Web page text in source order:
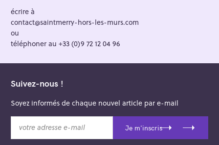
écrire à
contact@saintmerry-hors-les-murs.com
ou
téléphoner au +33 (0)9 72 12 04 96
Suivez-nous !
Soyez informés de chaque nouvel article par e-mail
t
Je m'inscris